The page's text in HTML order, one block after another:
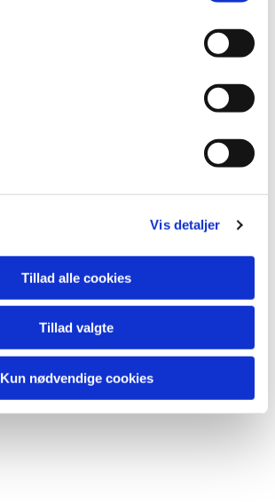
Vis detaljer
Tillad alle cookies
Tillad valgte
Kun nødvendige cookies